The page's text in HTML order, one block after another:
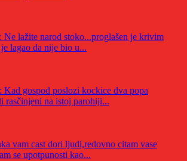
lažite narod stoko...proglašen je krivim
lagao da nije bio u...
gospod poslozi kockice dva popa
rasčinjeni na istoj parohiji...
vam cast dori ljudi,redovno citam vase
se upotpunosti kao...